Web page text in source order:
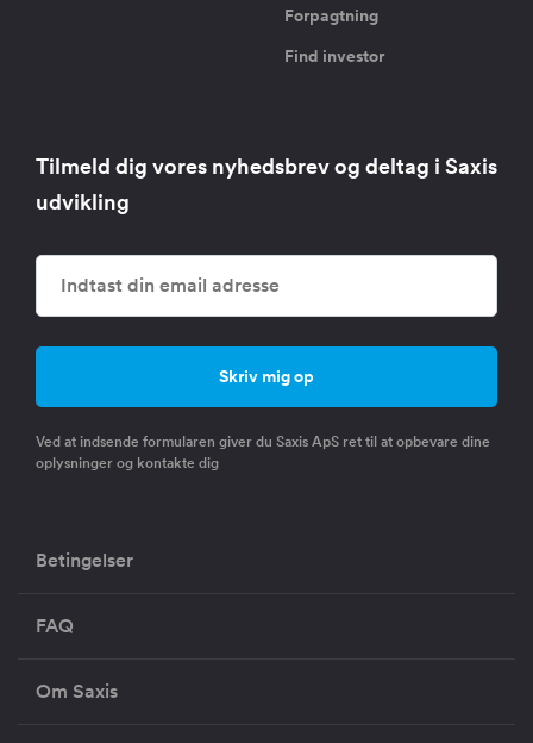
Forpagtning
Find investor
Tilmeld dig vores nyhedsbrev og deltag i Saxis
udvikling
Ved at indsende formularen giver du Saxis ApS ret til at opbevare dine
oplysninger og kontakte dig
Betingelser
FAQ
Om Saxis